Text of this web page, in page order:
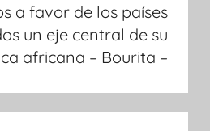
a favor de los países
un eje central de su
africana – Bourita –